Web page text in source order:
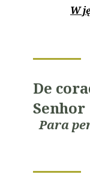
W
De
Senhor
Para